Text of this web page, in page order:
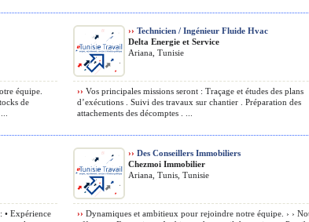
équipe.
de
›› Technicien / Ingénieur Fluide Hvac
Delta Energie et Service
Ariana, Tunisie
›› Vos principales missions seront : Traçage et études des plans
d’exécutions . Suivi des travaux sur chantier . Préparation des
attachements des décomptes . ...
• Expérience
›› Des Conseillers Immobiliers
Chezmoi Immobilier
Ariana, Tunis, Tunisie
›› Dynamiques et ambitieux pour rejoindre notre équipe. ›️ ›